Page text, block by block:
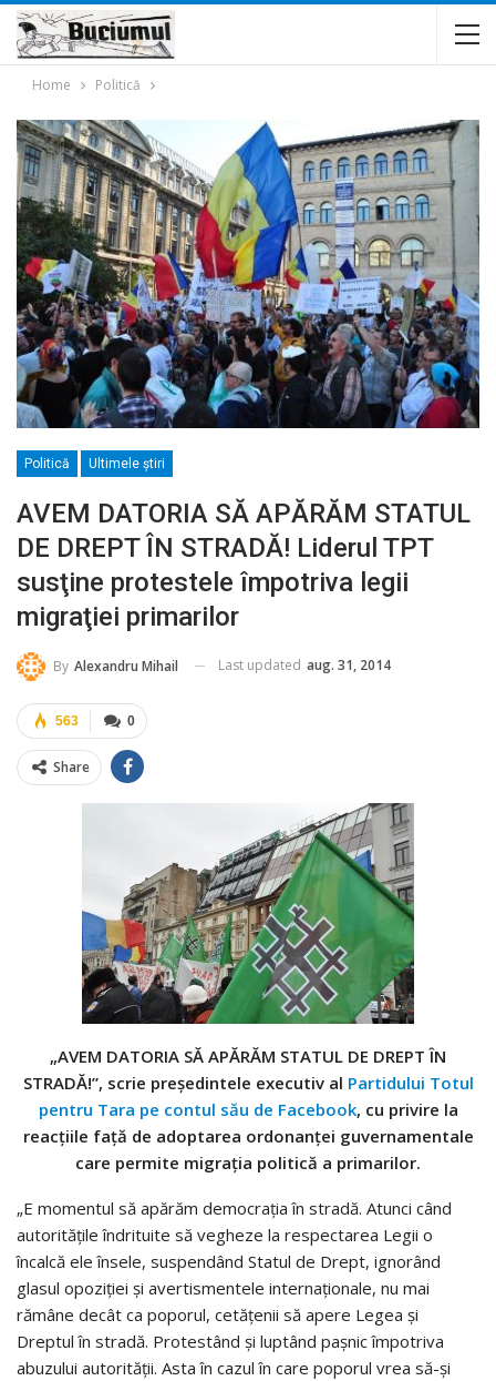
Home Politică
Politică Ultimele ştiri
AVEM DATORIA SĂ APĂRĂM STATUL
DE DREPT ÎN STRADĂ! Liderul TPT
susţine protestele împotriva legii
migraţiei primarilor
By Alexandru Mihail Last updated aug. 31, 2014
0
563
Share
„AVEM DATORIA SĂ APĂRĂM STATUL DE DREPT ÎN
STRADĂ!”, scrie preşedintele executiv al Partidului Totul
pentru Tara pe contul său de Facebook, cu privire la
reacţiile faţă de adoptarea ordonanţei guvernamentale
care permite migraţia politică a primarilor.
„E momentul să apărăm democraţia în stradă. Atunci când
autorităţile îndrituite să vegheze la respectarea Legii o
încalcă ele însele, suspendând Statul de Drept, ignorând
glasul opoziţiei şi avertismentele internaţionale, nu mai
rămâne decât ca poporul, cetăţenii să apere Legea şi
Dreptul în stradă. Protestând şi luptând paşnic împotriva
abuzului autorităţii. Asta în cazul în care poporul vrea să-şi